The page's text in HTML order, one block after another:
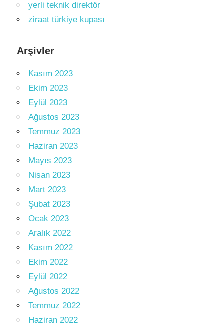
yerli teknik direktör
ziraat türkiye kupası
Arşivler
Kasım 2023
Ekim 2023
Eylül 2023
Ağustos 2023
Temmuz 2023
Haziran 2023
Mayıs 2023
Nisan 2023
Mart 2023
Şubat 2023
Ocak 2023
Aralık 2022
Kasım 2022
Ekim 2022
Eylül 2022
Ağustos 2022
Temmuz 2022
Haziran 2022